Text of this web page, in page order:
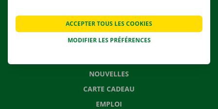
CONTACTEZ NOUS
NOUVELLES
CARTE CADEAU
EMPLOI
MODIFIER LES PRÉFÉRENCES
ACCEPTER TOUS LES COOKIES